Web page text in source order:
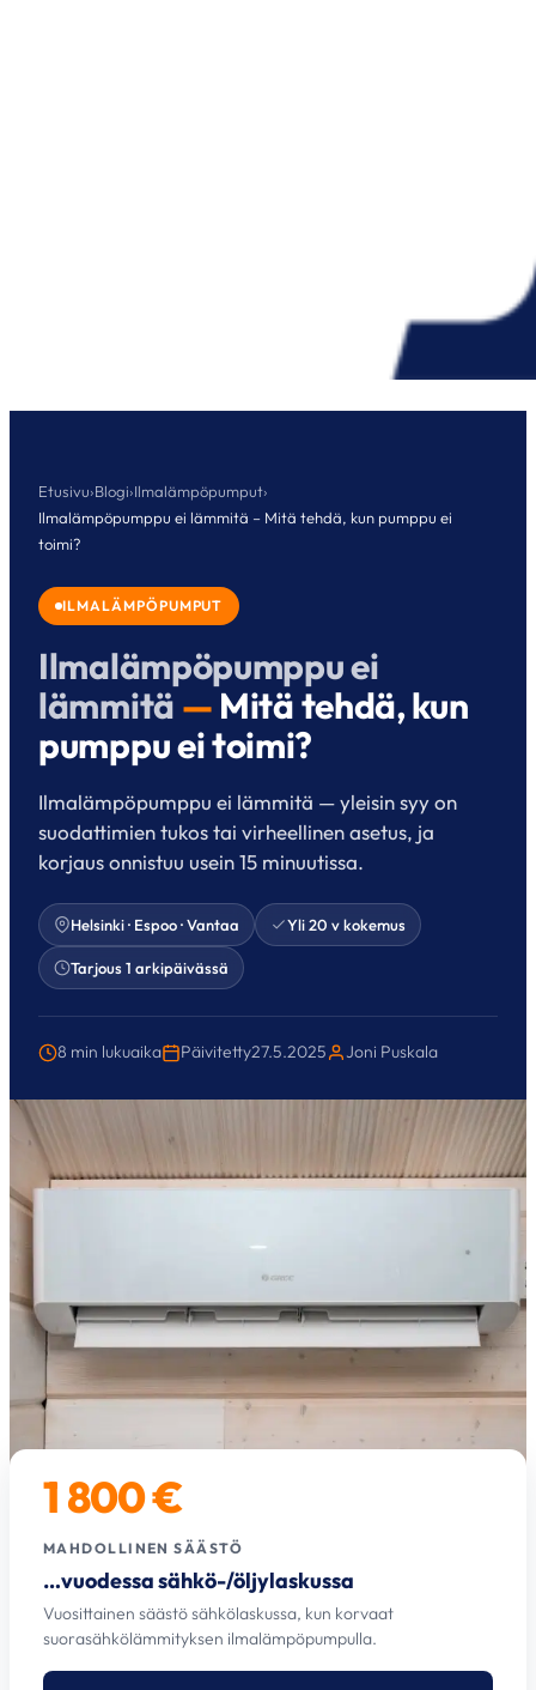
Etusivu›Blogi›Ilmalämpöpumput›
Ilmalämpöpumppu ei lämmitä – Mitä tehdä, kun pumppu ei
toimi?
ILMALÄMPÖPUMPUT
Ilmalämpöpumppu ei
lämmitä — Mitä tehdä, kun
pumppu ei toimi?
Ilmalämpöpumppu ei lämmitä — yleisin syy on
suodattimien tukos tai virheellinen asetus, ja
korjaus onnistuu usein 15 minuutissa.
Helsinki · Espoo · Vantaa Yli 20 v kokemus
Tarjous 1 arkipäivässä
8 min lukuaika Päivitetty27.5.2025 Joni Puskala
1 800 €
MAHDOLLINEN SÄÄSTÖ
…vuodessa sähkö-/öljylaskussa
Vuosittainen säästö sähkölaskussa, kun korvaat
suorasähkölämmityksen ilmalämpöpumpulla.